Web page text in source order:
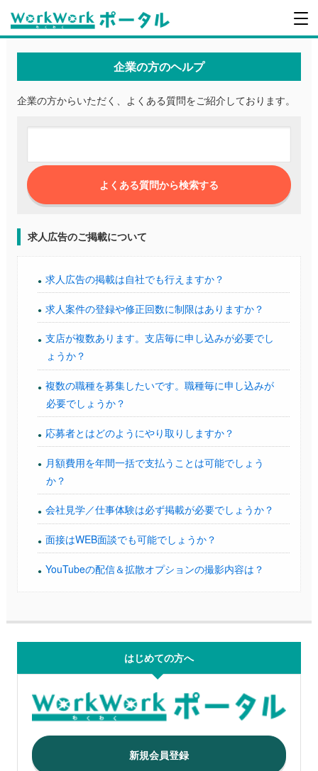
企業の方のヘルプ
企業の方からいただく、よくある質問をご紹介しております。
求人広告のご掲載について
求人広告の掲載は自社でも行えますか？
求人案件の登録や修正回数に制限はありますか？
支店が複数あります。支店毎に申し込みが必要でし
ょうか？
複数の職種を募集したいです。職種毎に申し込みが
必要でしょうか？
応募者とはどのようにやり取りしますか？
月額費用を年間一括で支払うことは可能でしょう
か？
会社見学／仕事体験は必ず掲載が必要でしょうか？
面接はWEB面談でも可能でしょうか？
YouTubeの配信＆拡散オプションの撮影内容は？
はじめての方へ
新規会員登録